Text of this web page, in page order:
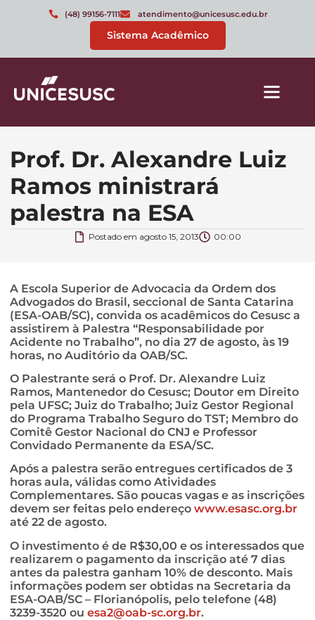
(48) 99156-7111 atendimento@unicesusc.edu.br
Sistema Acadêmico
Prof. Dr. Alexandre Luiz
Ramos ministrará
palestra na ESA
Postado em agosto 15, 2013 00:00
A Escola Superior de Advocacia da Ordem dos
Advogados do Brasil, seccional de Santa Catarina
(ESA-OAB/SC), convida os acadêmicos do Cesusc a
assistirem à Palestra “Responsabilidade por
Acidente no Trabalho”, no dia 27 de agosto, às 19
horas, no Auditório da OAB/SC.
O Palestrante será o Prof. Dr. Alexandre Luiz
Ramos, Mantenedor do Cesusc; Doutor em Direito
pela UFSC; Juiz do Trabalho; Juiz Gestor Regional
do Programa Trabalho Seguro do TST; Membro do
Comitê Gestor Nacional do CNJ e Professor
Convidado Permanente da ESA/SC.
Após a palestra serão entregues certificados de 3
horas aula, válidas como Atividades
Complementares. São poucas vagas e as inscrições
devem ser feitas pelo endereço www.esasc.org.br
até 22 de agosto.
O investimento é de R$30,00 e os interessados que
realizarem o pagamento da inscrição até 7 dias
antes da palestra ganham 10% de desconto. Mais
informações podem ser obtidas na Secretaria da
ESA-OAB/SC – Florianópolis, pelo telefone (48)
3239-3520 ou esa2@oab-sc.org.br.